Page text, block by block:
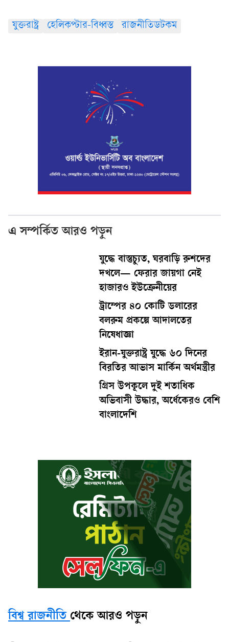
যুক্তরাষ্ট্র হেলিকপ্টার-বিধ্বস্ত রাজনীতিডটকম
এ সম্পর্কিত আরও পড়ুন
যুদ্ধে বাস্তুচ্যুত, ঘরবাড়ি রুশদের
দখলে— ফেরার জায়গা নেই
হাজারও ইউক্রেনীয়ের
ট্রাম্পের ৪০ কোটি ডলারের
বলরুম প্রকল্পে আদালতের
নিষেধাজ্ঞা
ইরান-যুক্তরাষ্ট্র যুদ্ধে ৬০ দিনের
বিরতির আভাস মার্কিন অর্থমন্ত্রীর
গ্রিস উপকূলে দুই শতাধিক
অভিবাসী উদ্ধার, অর্ধেকেরও বেশি
বাংলাদেশি
বিশ্ব রাজনীতি থেকে আরও পড়ুন